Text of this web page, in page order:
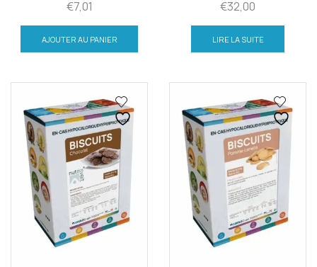
€7,01
AJOUTER AU PANIER
€32,00
LIRE LA SUITE